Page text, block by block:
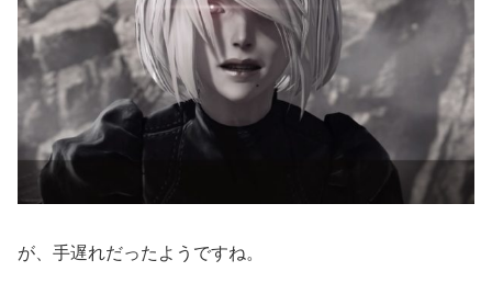
が、手遅れだったようですね。